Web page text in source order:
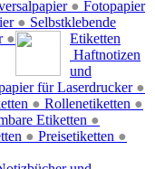
●
●
●
Fotopapier
für Laserdrucker ●
Selbstklebende
Etiketten
● Rollenetiketten ●
Etiketten ●
● Preisetiketten ●
Haftnotizen
und